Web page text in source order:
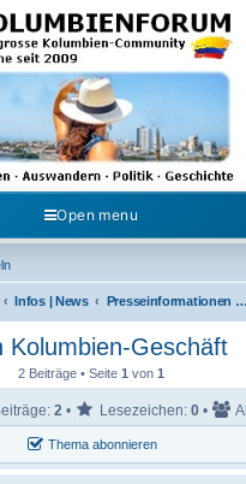
- Das
Geschichte und Visum in Kolumbien
im Kolumbienforum
Open menu
Infos | News Presseinformationen & Neuigkeiten
Kolumbien-Geschäft
2 Beiträge • Seite 1 von 1
Thema abonnieren
2 • Lesezeichen: 0 •